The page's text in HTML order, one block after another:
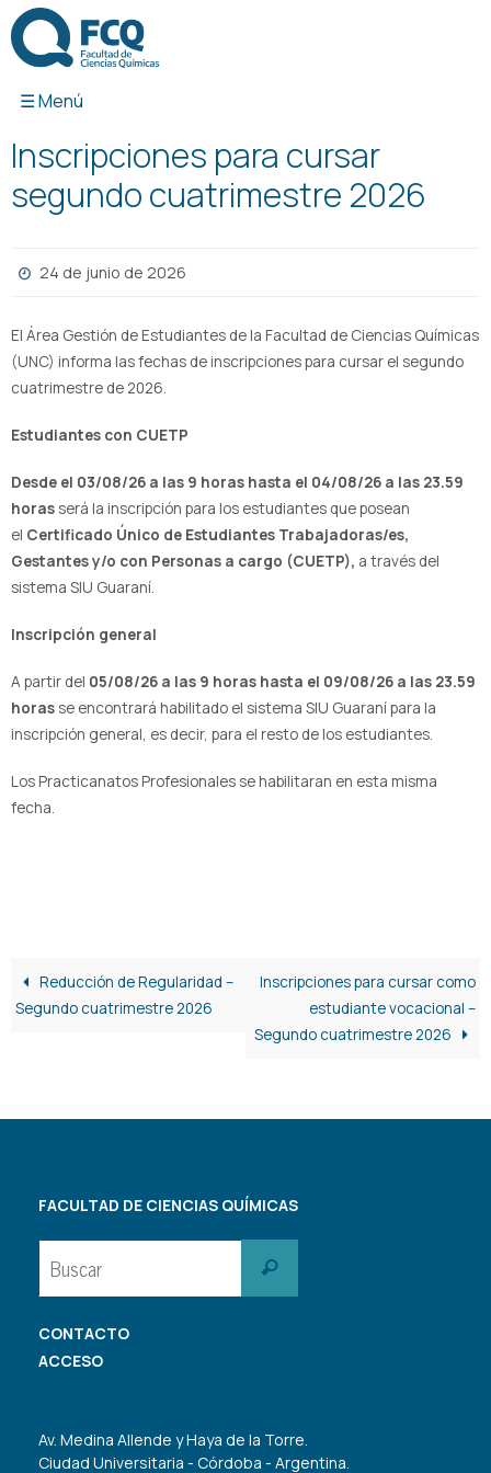
contenido
Inscripciones para cursar
segundo cuatrimestre 2026
24 de junio de 2026
El Área Gestión de Estudiantes de la Facultad de Ciencias Químicas
(UNC) informa las fechas de inscripciones para cursar el segundo
cuatrimestre de 2026.
Estudiantes con CUETP
Desde el 03/08/26 a las 9 horas hasta el 04/08/26 a las 23.59
horas será la inscripción para los estudiantes que posean
el Certificado Único de Estudiantes Trabajadoras/es,
Gestantes y/o con Personas a cargo (CUETP), a través del
sistema SIU Guaraní.
Inscripción general
A partir del 05/08/26 a las 9 horas hasta el 09/08/26 a las 23.59
horas se encontrará habilitado el sistema SIU Guaraní para la
inscripción general, es decir, para el resto de los estudiantes.
Los Practicanatos Profesionales se habilitaran en esta misma
fecha.
Reducción de Regularidad –
Segundo cuatrimestre 2026
Inscripciones para cursar como
estudiante vocacional –
Segundo cuatrimestre 2026
FACULTAD DE CIENCIAS QUÍMICAS
Buscar
CONTACTO
ACCESO
Av. Medina Allende y Haya de la Torre.
Ciudad Universitaria - Córdoba - Argentina.